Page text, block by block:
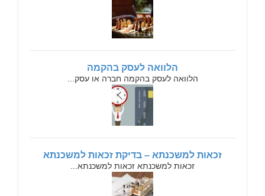
הלוואה לעסק בהקמה
הלוואה לעסק בהקמה חברה או עסק...
זכאות למשכנתא – בדיקת זכאות למשכנתא
זכאות למשכנתא זכאות למשכנתא...